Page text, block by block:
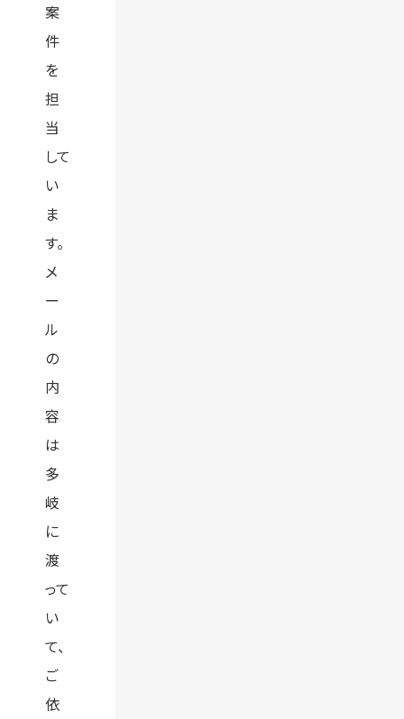
案
件
を
担
当
して
い
ま
す。
メ
ー
ル
の
内
容
は
多
岐
に
渡
って
い
て、
ご
依